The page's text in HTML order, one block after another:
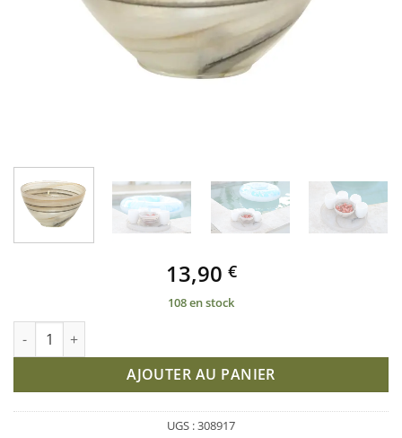
13,90 €
108 en stock
quantité de Bol en verre Sahara 15x15x8.5cm
AJOUTER AU PANIER
UGS :308917